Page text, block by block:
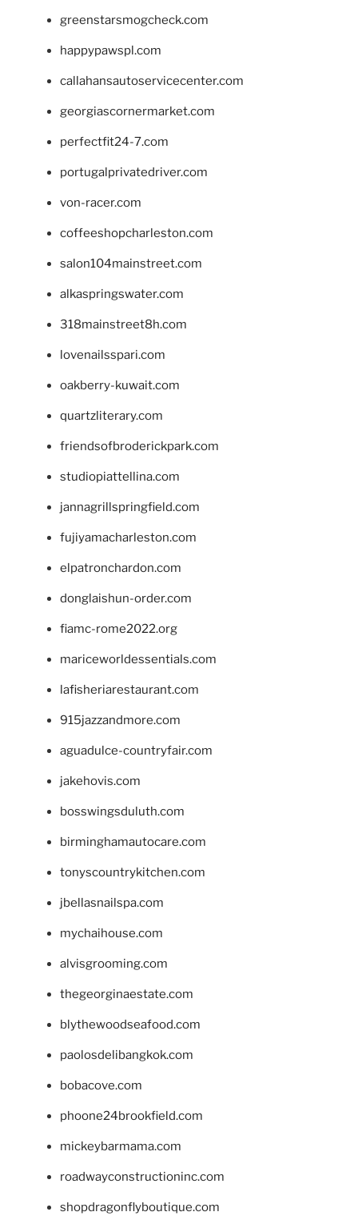
greenstarsmogcheck.com
happypawspl.com
callahansautoservicecenter.com
georgiascornermarket.com
perfectfit24-7.com
portugalprivatedriver.com
von-racer.com
coffeeshopcharleston.com
salon104mainstreet.com
alkaspringswater.com
318mainstreet8h.com
lovenailsspari.com
oakberry-kuwait.com
quartzliterary.com
friendsofbroderickpark.com
studiopiattellina.com
jannagrillspringfield.com
fujiyamacharleston.com
elpatronchardon.com
donglaishun-order.com
fiamc-rome2022.org
mariceworldessentials.com
lafisheriarestaurant.com
915jazzandmore.com
aguadulce-countryfair.com
jakehovis.com
bosswingsduluth.com
birminghamautocare.com
tonyscountrykitchen.com
jbellasnailspa.com
mychaihouse.com
alvisgrooming.com
thegeorginaestate.com
blythewoodseafood.com
paolosdelibangkok.com
bobacove.com
phoone24brookfield.com
mickeybarmama.com
roadwayconstructioninc.com
shopdragonflyboutique.com